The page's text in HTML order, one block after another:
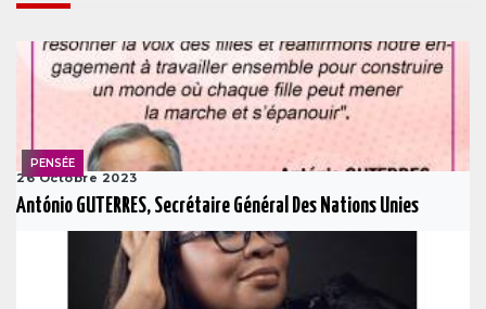
PENSÉE
26 Octobre 2023
António GUTERRES, Secrétaire Général Des Nations Unies